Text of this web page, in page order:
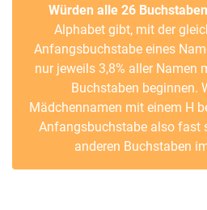
Würden alle 26
Alphabet gibt, mit der
Anfangsbuchstabe eines
nur jeweils 3,8% aller Namen
Buchstaben beginnen.
Mädchennamen mit einem H
Anfangsbuchstabe also fast
anderen Buchstaben